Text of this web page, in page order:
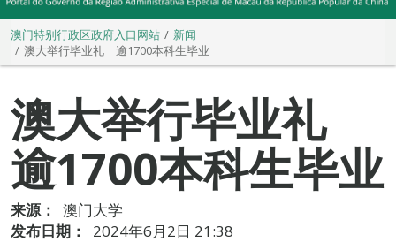
澳门特别行政区政府入口网站
新闻
澳大举行毕业礼 逾1700本科生毕业
澳大举行毕业礼
逾1700本科生毕业
来源：
澳门大学
发布日期：
2024年6月2日 21:38